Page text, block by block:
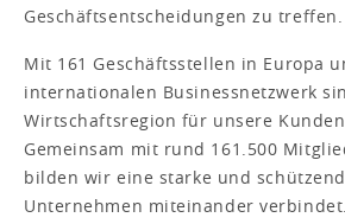
Geschäftsentscheidungen zu treffen.
Mit 161 Geschäftsstellen in Europa
internationalen Businessnetzwerk
Wirtschaftsregion für unsere
Gemeinsam mit rund 161.500
bilden wir eine starke und
Unternehmen miteinander